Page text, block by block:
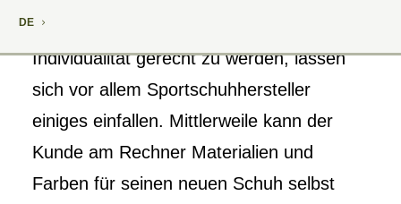
DEUm der zunehmenden Nachfrage nach
Individualität gerecht zu werden, lassen
sich vor allem Sportschuhhersteller
einiges einfallen. Mittlerweile kann der
Kunde am Rechner Materialien und
Farben für seinen neuen Schuh selbst